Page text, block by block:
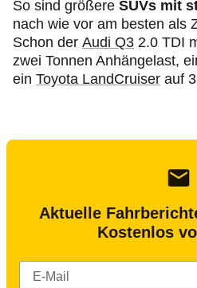
So sind größere SUVs mit
nach wie vor am besten als
Schon der Audi Q3 2.0 TDI
zwei Tonnen Anhängelast,
ein Toyota LandCruiser auf
Aktuelle
Kostenlos